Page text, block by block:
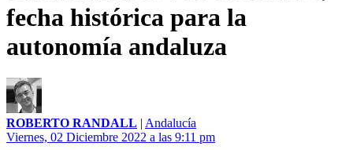
fecha histórica para la
autonomía andaluza
ROBERTO RANDALL | Andalucía
Viernes, 02 Diciembre 2022 a las 9:11 pm